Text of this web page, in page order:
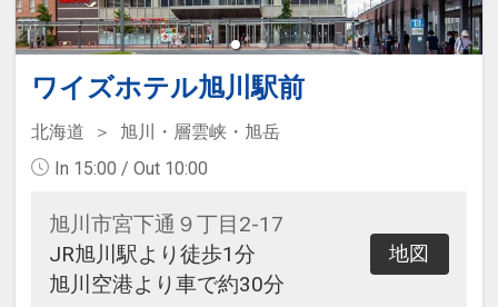
ワイズホテル旭川駅前
北海道
旭川・層雲峡・旭岳
In 15:00 / Out 10:00
旭川市宮下通９丁目2-17
JR旭川駅より徒歩1分
旭川空港より車で約30分
地図